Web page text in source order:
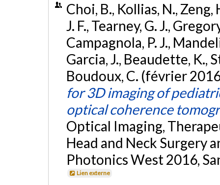
Choi, B., Kollias, N., Zeng,
J. F., Tearney, G. J.,
Campagnola, P. J.,
Garcia, J., Beaudette, K.,
Boudoux, C. (février
for 3D imaging of
optical coherence
Optical Imaging,
Head and Neck Surgery
Photonics West 2016,
Lien externe